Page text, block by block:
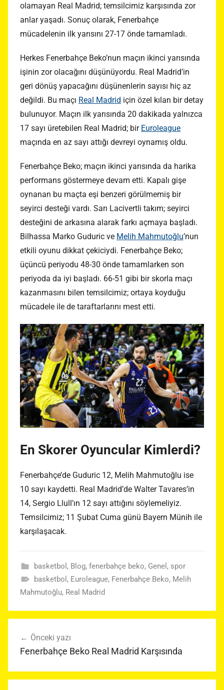
olamayan Real Madrid; temsilcimiz karşısında zor
anlar yaşadı. Sonuç olarak, Fenerbahçe
mücadelenin ilk yarısını 27-17 önde tamamladı.
Herkes Fenerbahçe Beko’nun maçın ikinci yarısında
işinin zor olacağını düşünüyordu. Real Madrid’in
geri dönüş yapacağını düşünenlerin sayısı hiç az
değildi. Bu maçı Real Madrid için özel kılan bir detay
bulunuyor. Maçın ilk yarısında 20 dakikada yalnızca
17 sayı üretebilen Real Madrid; bir Euroleague
maçında en az sayı attığı devreyi oynamış oldu.
Fenerbahçe Beko; maçın ikinci yarısında da harika
performans göstermeye devam etti. Kapalı gişe
oynanan bu maçta eşi benzeri görülmemiş bir
seyirci desteği vardı. Sarı Lacivertli takım; seyirci
desteğini de arkasına alarak farkı açmaya başladı.
Bilhassa Marko Guduric ve Melih Mahmutoğlu’nun
etkili oyunu dikkat çekiciydi. Fenerbahçe Beko;
üçüncü periyodu 48-30 önde tamamlarken son
periyoda da iyi başladı. 66-51 gibi bir skorla maçı
kazanmasını bilen temsilcimiz; ortaya koyduğu
mücadele ile de taraftarlarını mest etti.
En Skorer Oyuncular Kimlerdi?
Fenerbahçe’de Guduric 12, Melih Mahmutoğlu ise
10 sayı kaydetti. Real Madrid’de Walter Tavares’in
14, Sergio Llull’ın 12 sayı attığını söylemeliyiz.
Temsilcimiz; 11 Şubat Cuma günü Bayern Münih ile
karşılaşacak.
basketbol , Blog, fenerbahçe beko, Genel , spor
basketbol , Euroleague, Fenerbahçe Beko, Melih
Mahmutoğlu, Real Madrid
gezinmesi
Önceki yazı
Fenerbahçe Beko Real Madrid Karşısında